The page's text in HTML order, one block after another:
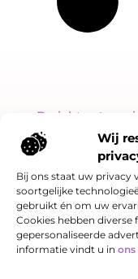
Wij
Bij ons staat uw privacy
soortgelijke
gebruikt én om uw
Cookies hebben diverse
gepersonaliseerde
informatie vindt u in ons
Onze informatie
Bericht categorie